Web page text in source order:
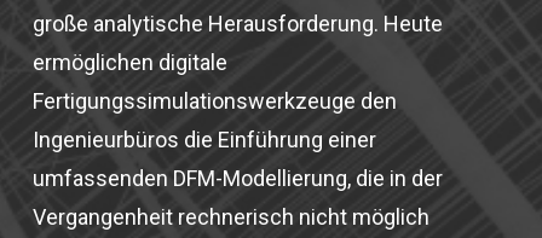
große analytische Herausforderung. Heute
ermöglichen digitale
Fertigungssimulationswerkzeuge den
Ingenieurbüros die Einführung einer
umfassenden DFM-Modellierung, die in der
Vergangenheit rechnerisch nicht möglich